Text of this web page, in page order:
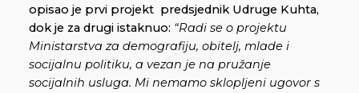
opisao je prvi projekt predsjednik Udruge Kuhta,
dok je za drugi istaknuo: “Radi se o projektu
Ministarstva za demografiju, obitelj, mlade i
socijalnu politiku, a vezan je na pružanje
socijalnih usluga. Mi nemamo sklopljeni ugovor s